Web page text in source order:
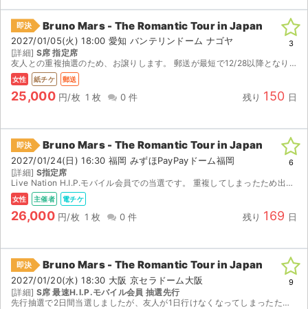
即決 Bruno Mars - The Romantic Tour in Japan
2027/01/05(火) 18:00 愛知 バンテリンドーム ナゴヤ
[詳細] S席 指定席
友人との重複抽選のため、お譲りします。 郵送が最短で12/28以降となり、直前のチケット受取となることをご了承ください。
女性 紙チケ 郵送
25,000 円/枚 1 枚 0 件 残り 150 日
3
即決 Bruno Mars - The Romantic Tour in Japan
2027/01/24(日) 16:30 福岡 みずほPayPayドーム福岡
[詳細] S指定席
Live Nation H.I.P.モバイル会員での当選です。 重複してしまったため出品しました。 発券可能期間(1/16 10:00〜)になりましたらすぐに発券番号をお知らせいたします...
女性 主催者 電チケ
26,000 円/枚 1 枚 0 件 残り 169 日
6
即決 Bruno Mars - The Romantic Tour in Japan
2027/01/20(水) 18:30 大阪 京セラドーム大阪
[詳細] S席 最速H.I.P.モバイル会員 抽選先行
先行抽選で2日間当選しましたが、友人が1日行けなくなってしまったため出品します。
9